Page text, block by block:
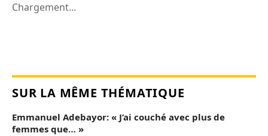
Chargement...
SUR LA MÊME THÉMATIQUE
Emmanuel Adebayor: « J’ai couché avec plus de
femmes que… »